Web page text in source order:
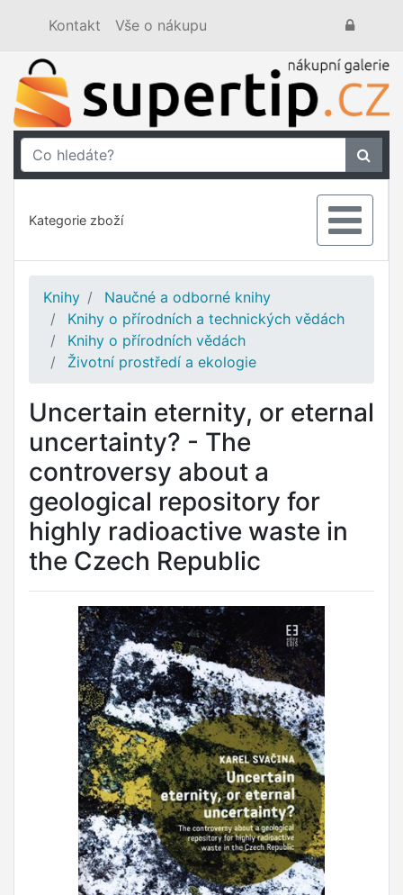
Kontakt Vše o nákupu
Kategorie zboží
Knihy
Naučné a odborné knihy
Knihy o přírodních a technických vědách
Knihy o přírodních vědách
Životní prostředí a ekologie
Uncertain eternity, or eternal
uncertainty? - The
controversy about a
geological repository for
highly radioactive waste in
the Czech Republic